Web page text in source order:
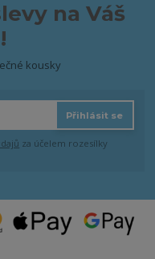
na Váš
kousky
Přihlásit se
za účelem rozesílky